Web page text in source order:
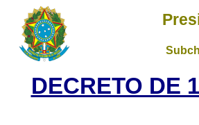
DECRETO DE